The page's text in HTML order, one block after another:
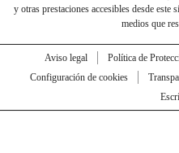
y otras prestaciones accesibles desde este
medios que
Aviso legal Política de
Configuración de cookies